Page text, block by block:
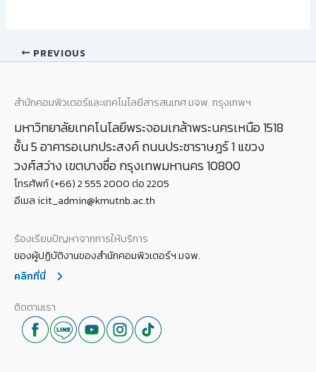
PREVIOUS
สำนักคอมพิวเตอร์และเทคโนโลยีสารสนเทศ มจพ. กรุงเทพฯ
มหาวิทยาลัยเทคโนโลยีพระจอมเกล้าพระนครเหนือ 1518
ชั้น 5 อาคารอเนกประสงค์ ถนนประชาราษฎร์ 1 แขวง
วงศ์สว่าง เขตบางซื่อ กรุงเทพมหานคร 10800
โทรศัพท์ (+66) 2 555 2000 ต่อ 2205
อีเมล icit_admin@kmutnb.ac.th
ร้องเรียนปัญหาจากการให้บริการ
ของผู้ปฏิบัติงานของสำนักคอมพิวเตอร์ฯ มจพ.
คลิกที่นี่
ติดตามเรา